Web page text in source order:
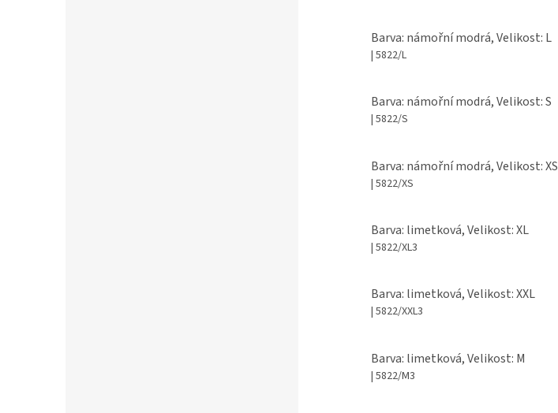
Barva: námořní modrá, Velikost: L
| 5822/L
Barva: námořní modrá, Velikost: S
| 5822/S
Barva: námořní modrá, Velikost: XS
| 5822/XS
Barva: limetková, Velikost: XL
| 5822/XL3
Barva: limetková, Velikost: XXL
| 5822/XXL3
Barva: limetková, Velikost: M
| 5822/M3